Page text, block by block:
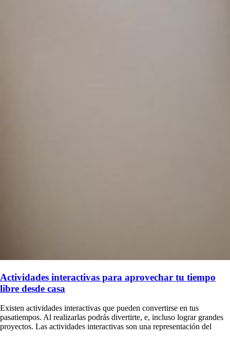
Actividades interactivas para aprovechar tu tiempo
libre desde casa
Existen actividades interactivas que pueden convertirse en tus
pasatiempos. Al realizarlas podrás divertirte, e, incluso lograr grandes
proyectos. Las actividades interactivas son una representación del